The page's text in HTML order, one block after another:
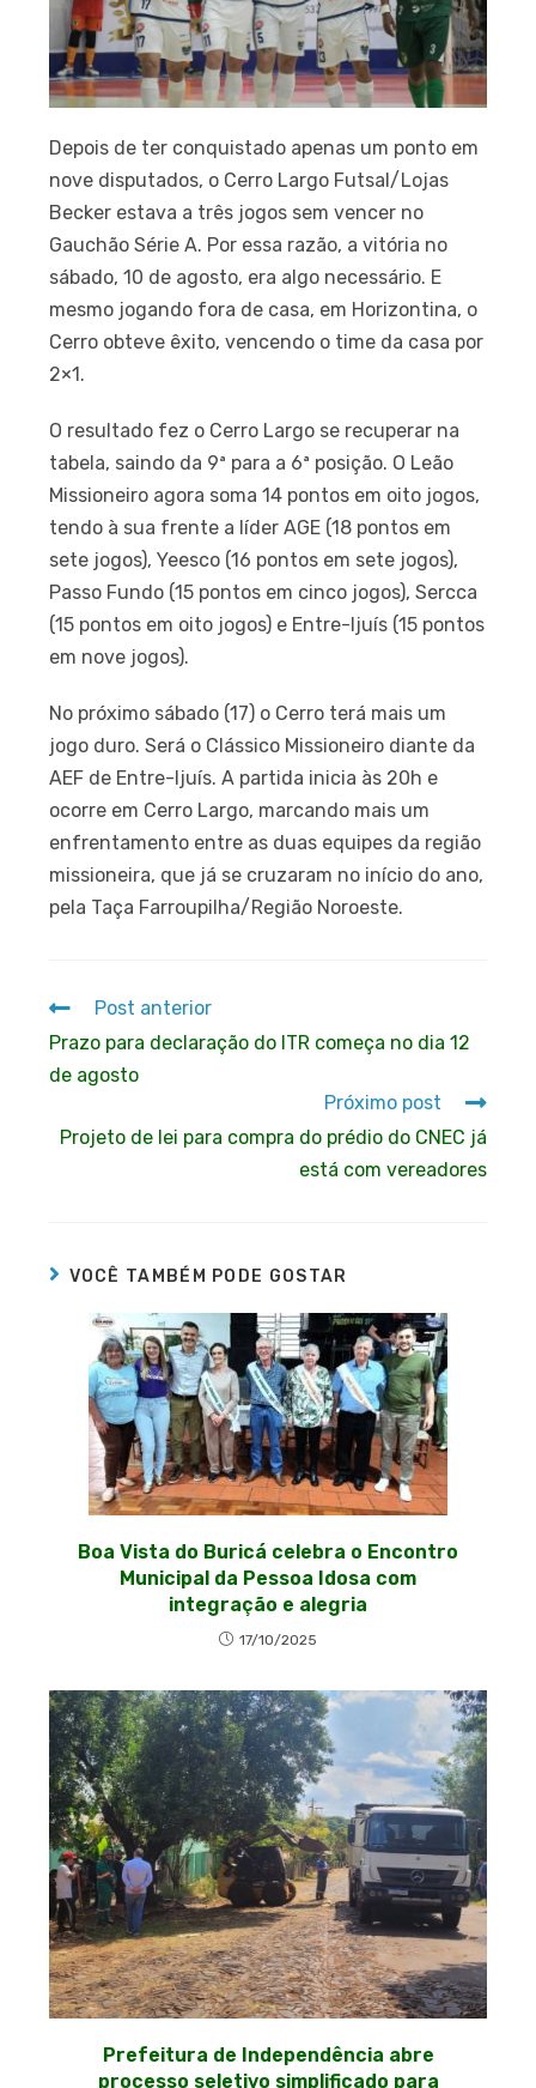
Depois de ter conquistado apenas um ponto em
nove disputados, o Cerro Largo Futsal/Lojas
Becker estava a três jogos sem vencer no
Gauchão Série A. Por essa razão, a vitória no
sábado, 10 de agosto, era algo necessário. E
mesmo jogando fora de casa, em Horizontina, o
Cerro obteve êxito, vencendo o time da casa por
2×1.
O resultado fez o Cerro Largo se recuperar na
tabela, saindo da 9ª para a 6ª posição. O Leão
Missioneiro agora soma 14 pontos em oito jogos,
tendo à sua frente a líder AGE (18 pontos em
sete jogos), Yeesco (16 pontos em sete jogos),
Passo Fundo (15 pontos em cinco jogos), Sercca
(15 pontos em oito jogos) e Entre-Ijuís (15 pontos
em nove jogos).
No próximo sábado (17) o Cerro terá mais um
jogo duro. Será o Clássico Missioneiro diante da
AEF de Entre-Ijuís. A partida inicia às 20h e
ocorre em Cerro Largo, marcando mais um
enfrentamento entre as duas equipes da região
missioneira, que já se cruzaram no início do ano,
pela Taça Farroupilha/Região Noroeste.
Post anterior
Prazo para declaração do ITR começa no dia 12
de agosto
Próximo post
Projeto de lei para compra do prédio do CNEC já
está com vereadores
VOCÊ TAMBÉM PODE GOSTAR
Boa Vista do Buricá celebra o Encontro
Municipal da Pessoa Idosa com
integração e alegria
17/10/2025
Prefeitura de Independência abre
processo seletivo simplificado para